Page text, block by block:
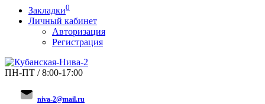
Закладки0
Личный кабинет
Авторизация
Регистрация
ПН-ПТ / 8:00-17:00
niva-2@mail.ru